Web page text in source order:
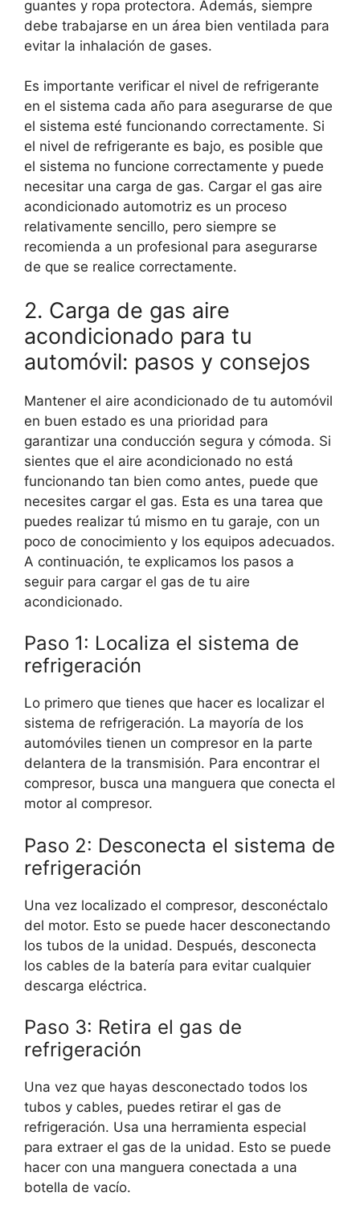
guantes y ropa protectora. Además, siempre
debe trabajarse en un área bien ventilada para
evitar la inhalación de gases.
Es importante verificar el nivel de refrigerante
en el sistema cada año para asegurarse de que
el sistema esté funcionando correctamente. Si
el nivel de refrigerante es bajo, es posible que
el sistema no funcione correctamente y puede
necesitar una carga de gas. Cargar el gas aire
acondicionado automotriz es un proceso
relativamente sencillo, pero siempre se
recomienda a un profesional para asegurarse
de que se realice correctamente.
2. Carga de gas aire
acondicionado para tu
automóvil: pasos y consejos
Mantener el aire acondicionado de tu automóvil
en buen estado es una prioridad para
garantizar una conducción segura y cómoda. Si
sientes que el aire acondicionado no está
funcionando tan bien como antes, puede que
necesites cargar el gas. Esta es una tarea que
puedes realizar tú mismo en tu garaje, con un
poco de conocimiento y los equipos adecuados.
A continuación, te explicamos los pasos a
seguir para cargar el gas de tu aire
acondicionado.
Paso 1: Localiza el sistema de
refrigeración
Lo primero que tienes que hacer es localizar el
sistema de refrigeración. La mayoría de los
automóviles tienen un compresor en la parte
delantera de la transmisión. Para encontrar el
compresor, busca una manguera que conecta el
motor al compresor.
Paso 2: Desconecta el sistema de
refrigeración
Una vez localizado el compresor, desconéctalo
del motor. Esto se puede hacer desconectando
los tubos de la unidad. Después, desconecta
los cables de la batería para evitar cualquier
descarga eléctrica.
Paso 3: Retira el gas de
refrigeración
Una vez que hayas desconectado todos los
tubos y cables, puedes retirar el gas de
refrigeración. Usa una herramienta especial
para extraer el gas de la unidad. Esto se puede
hacer con una manguera conectada a una
botella de vacío.